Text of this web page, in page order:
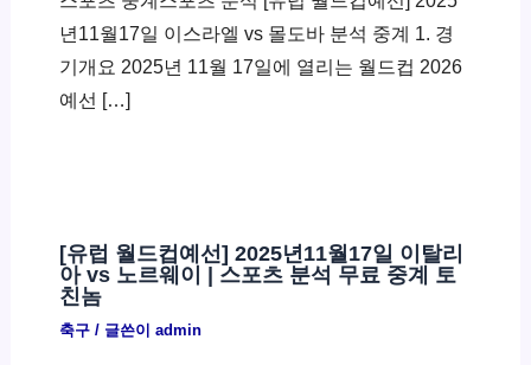
년11월17일 이스라엘 vs 몰도바 분석 중계 1. 경
기개요 2025년 11월 17일에 열리는 월드컵 2026
예선 […]
[유럽 월드컵예선] 2025년11월17일 이탈리
아 vs 노르웨이 | 스포츠 분석 무료 중계 토
친놈
축구/ 글쓴이 admin